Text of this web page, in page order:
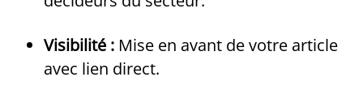
Visibilité : Mise en avant de votre article
avec lien direct.